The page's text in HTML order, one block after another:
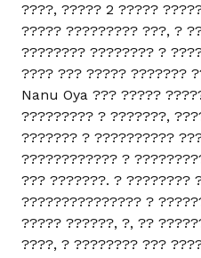
????, ????? 2 ?????
????? ????????? ???, ?
???????? ???????? ?
???? ??? ????? ???????
Nanu Oya ??? ?????
????????? ? ???????,
??????? ? ??????????
???????????? ?
??? ???????. ? ????????
??????????????? ?
????? ??????, ?, ??
????, ? ???????? ???